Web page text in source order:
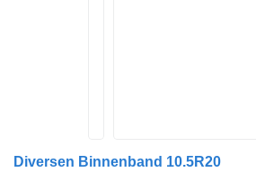
Diversen Binnenband 10.5R20